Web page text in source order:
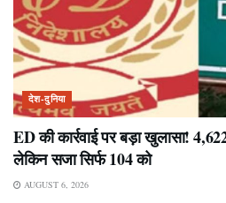
देश-दुनिया
ED की कार्रवाई पर बड़ा खुलासा!
लेकिन सजा सिर्फ 104 को
AUGUST 6, 2026